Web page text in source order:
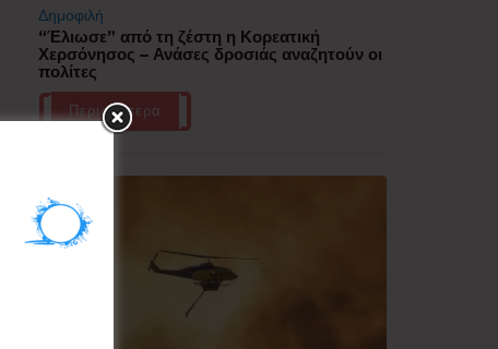
Δημοφιλή
“Έλιωσε” από τη ζέστη η Κορεατική
Χερσόνησος – Ανάσες δροσιάς αναζητούν οι
πολίτες
Περισσότερα